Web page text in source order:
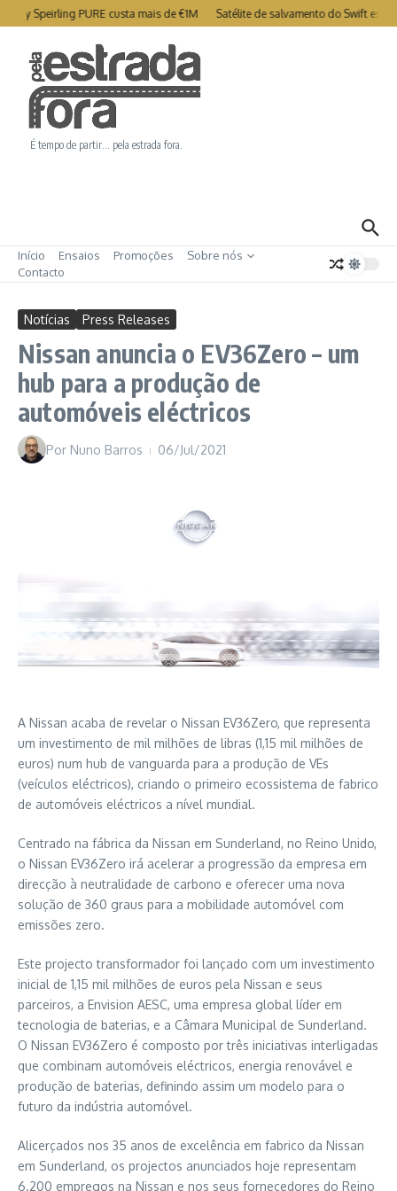
Ir para o conteúdo
Speirling PURE custa mais de €1M Satélite de salvamento do Swift está
É tempo de partir… pela estrada fora.
Início Ensaios Promoções
Sobre nós
Contacto
Notícias Press Releases
Nissan anuncia o EV36Zero – um
hub para a produção de
automóveis eléctricos
Por Nuno Barros 06/Jul/2021
A Nissan acaba de revelar o Nissan EV36Zero, que representa
um investimento de mil milhões de libras (1,15 mil milhões de
euros) num hub de vanguarda para a produção de VEs
(veículos eléctricos), criando o primeiro ecossistema de fabrico
de automóveis eléctricos a nível mundial.
Centrado na fábrica da Nissan em Sunderland, no Reino Unido,
o Nissan EV36Zero irá acelerar a progressão da empresa em
direcção à neutralidade de carbono e oferecer uma nova
solução de 360 graus para a mobilidade automóvel com
emissões zero.
Este projecto transformador foi lançado com um investimento
inicial de 1,15 mil milhões de euros pela Nissan e seus
parceiros, a Envision AESC, uma empresa global líder em
tecnologia de baterias, e a Câmara Municipal de Sunderland.
O Nissan EV36Zero é composto por três iniciativas interligadas
que combinam automóveis eléctricos, energia renovável e
produção de baterias, definindo assim um modelo para o
futuro da indústria automóvel.
Alicerçados nos 35 anos de excelência em fabrico da Nissan
em Sunderland, os projectos anunciados hoje representam
6.200 empregos na Nissan e nos seus fornecedores do Reino